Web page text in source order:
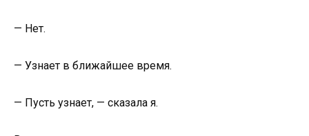
— Нет.
— Узнает в ближайшее время.
— Пусть узнает, — сказала я.